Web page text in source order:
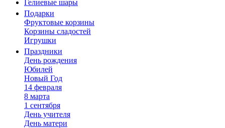
Гелиевые шары
Подарки
Фруктовые корзины
Корзины сладостей
Игрушки
Праздники
День рождения
Юбилей
Новый Год
14 февраля
8 марта
1 сентября
День учителя
День матери